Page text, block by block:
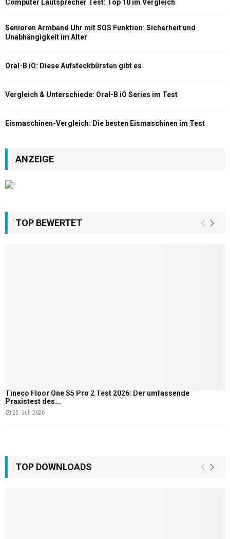
Computer Lautsprecher Test: Top 10 im Vergleich
Senioren Armband Uhr mit SOS Funktion: Sicherheit und
Unabhängigkeit im Alter
Oral-B iO: Diese Aufsteckbürsten gibt es
Vergleich & Unterschiede: Oral-B iO Series im Test
Eismaschinen-Vergleich: Die besten Eismaschinen im Test
ANZEIGE
TOP BEWERTET
Tineco Floor One S5 Pro 2 Test 2026: Der umfassende
Praxistest des...
25. Juli 2026
TOP DOWNLOADS